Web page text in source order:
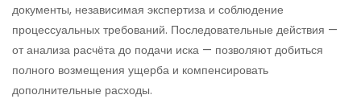
документы, независимая экспертиза и соблюдение
процессуальных требований. Последовательные действия —
от анализа расчёта до подачи иска — позволяют добиться
полного возмещения ущерба и компенсировать
дополнительные расходы.